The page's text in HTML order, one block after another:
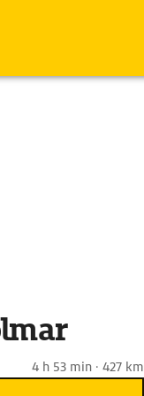
4 h 53 min · 427 km